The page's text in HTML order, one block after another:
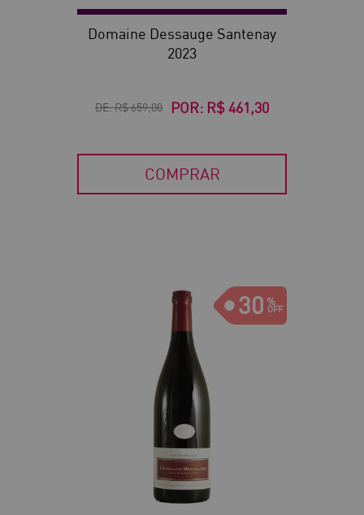
Domaine Dessauge Santenay
2023
DE:R$ 659,00 POR: R$ 461,30
COMPRAR
30